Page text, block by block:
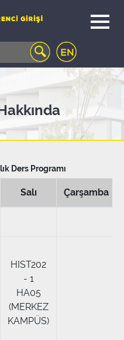
Ders Programı
Salı Çarşamba
HIST202
- 1
HA05
(MERKEZ
KAMPÜS)